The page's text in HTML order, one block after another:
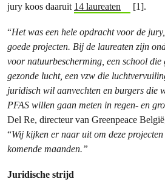
jury koos daaruit 14 laureaten [1].
“Het was een hele opdracht voor de
goede projecten. Bij de laureaten zijn
voor natuurbescherming, een school
gezonde lucht, een vzw die
juridisch wil aanvechten en burgers die
PFAS willen gaan meten in regen- en
Del Re, directeur van Greenpeace
“Wij kijken er naar uit om deze
komende maanden.”
Juridische strijd